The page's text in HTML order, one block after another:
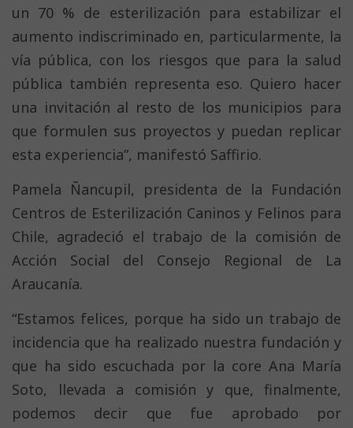
un 70 % de esterilización para estabilizar el
aumento indiscriminado en, particularmente, la
vía pública, con los riesgos que para la salud
pública también representa eso. Quiero hacer
una invitación al resto de los municipios para
que formulen sus proyectos y puedan replicar
esta experiencia”, manifestó Saffirio.
Pamela Ñancupil, presidenta de la Fundación
Centros de Esterilización Caninos y Felinos para
Chile, agradeció el trabajo de la comisión de
Acción Social del Consejo Regional de La
Araucanía.
“Estamos felices, porque ha sido un trabajo de
incidencia que ha realizado nuestra fundación y
que ha sido escuchada por la core Ana María
Soto, llevada a comisión y que, finalmente,
podemos decir que fue aprobado por